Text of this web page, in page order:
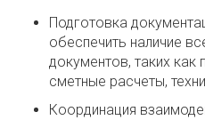
Подготовка
обеспечить наличие
документов, таких как
сметные расчеты,
Координация